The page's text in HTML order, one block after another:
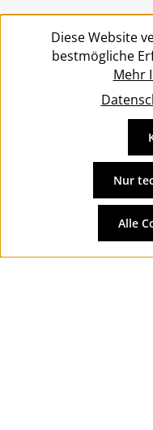
Service
und ggf.
Diese Website
bestmögliche
Mehr
Nur
Alle